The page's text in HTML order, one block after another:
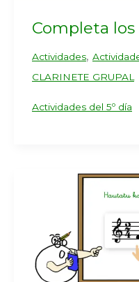
Completa
Actividades,
CLARINETE GRUPAL
Actividades del 5º día